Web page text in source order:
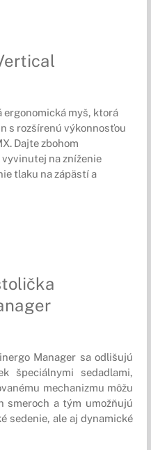
ergonomická myš, ktorá
s rozšírenú výkonnosťou
Dajte zbohom
na zníženie
tlaku na zápästí a
Manager sa odlišujú
špeciálnymi sedadlami,
mechanizmu môžu
smeroch a tým umožňujú
sedenie, ale aj dynamické